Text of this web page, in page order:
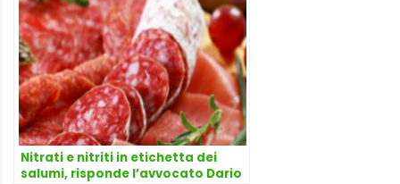
Nitrati e nitriti in etichetta dei
salumi, risponde l’avvocato Dario